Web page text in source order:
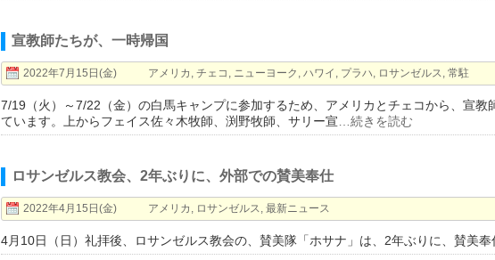
宣教師たちが、一時帰国
2022年7月15日(金) アメリカ チェコ ニューヨーク ハワイ プラハ ロサンゼルス 常駐
7/19（火）～7/22（金）の白馬キャンプに参加するため、アメリカとチェコから、宣教
ています。上からフェイス佐々木牧師、渕野牧師、サリー宣 …続きを読む
ロサンゼルス教会、2年ぶりに、外部での賛美奉仕
2022年4月15日(金) アメリカ ロサンゼルス 最新ニュース
4月10日（日）礼拝後、ロサンゼルス教会の、賛美隊「ホサナ」は、2年ぶりに、賛美奉